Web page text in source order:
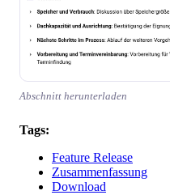
Abschnitt herunterladen
Tags:
Feature Release
Zusammenfassung
Download